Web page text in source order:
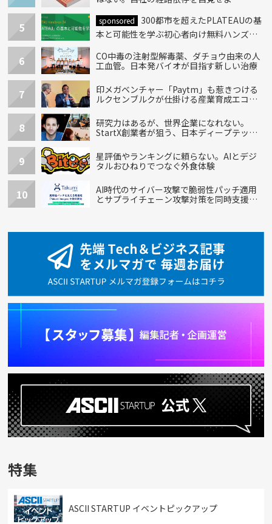
5 sponsored
300都市を超えたPLATEAUの基
本と可能性を学ぶ初心者向け無料ハンズオ
6
CO中毒の注射型解毒薬、ダチョウ由来の人
工血管。日本発バイオが目指す新しい治療
7
印メガベンチャー「Paytm」も惹きつける
ルクセンブルクが仕掛ける産業育成エコシ
8
研究力はあるが、世界企業になれない。
StartX創業者が狙う、日本ディープテック
9
星評価やランキングに頼らない。AIとデジ
タルおひねりでつなぐ外食体験
10
AI時代のサイバー攻撃で脆弱性パッチ適用
とサプライチェーン攻撃対策を同時支援す
特集
ASCII STARTUP イベントピックアップ